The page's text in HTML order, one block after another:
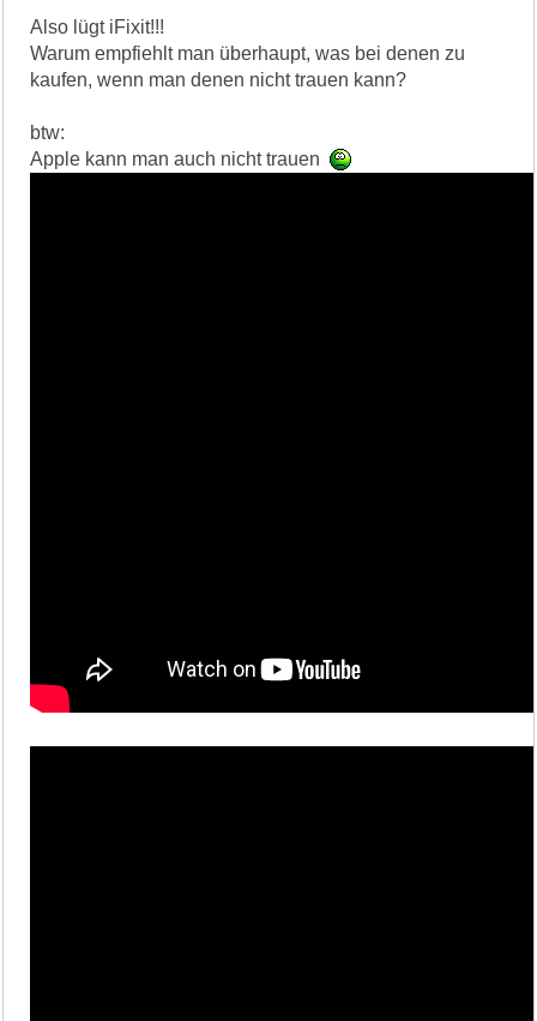
Also lügt iFixit!!!
Warum empfiehlt man überhaupt, was bei denen zu
kaufen, wenn man denen nicht trauen kann?
btw:
Apple kann man auch nicht trauen